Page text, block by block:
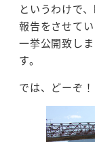
というわけで
報告をさせて
一挙公開致し
す。
では、どーぞ！